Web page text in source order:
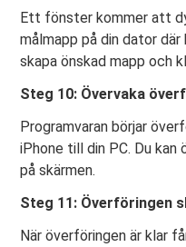
Ett fönster kommer att
målmapp på din dator där
skapa önskad mapp och
Steg 10: Övervaka
Programvaran börjar
iPhone till din PC. Du
på skärmen.
Steg 11: Överföringen
När överföringen är klar